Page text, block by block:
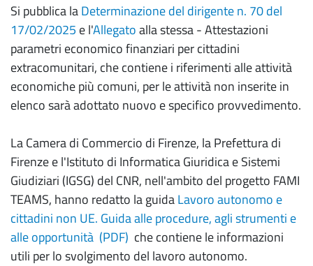
Si pubblica laDeterminazione del dirigente n. 70 del
17/02/2025 e l'Allegatoalla stessa -Attestazioni
parametri economico finanziari per cittadini
extracomunitari, che contiene i riferimenti alle attività
economiche più comuni, per le attività non inserite in
elenco sarà adottato nuovo e specifico provvedimento.
La Camera di Commercio di Firenze, la Prefettura di
Firenze e l'Istituto di Informatica Giuridica e Sistemi
Giudiziari (IGSG) del CNR, nell'ambito del progetto FAMI
TEAMS, hanno redatto la guidaLavoro autonomo e
cittadini non UE. Guida alle procedure, agli strumenti e
alle opportunità (PDF) che contiene le informazioni
utili per lo svolgimento del lavoro autonomo.